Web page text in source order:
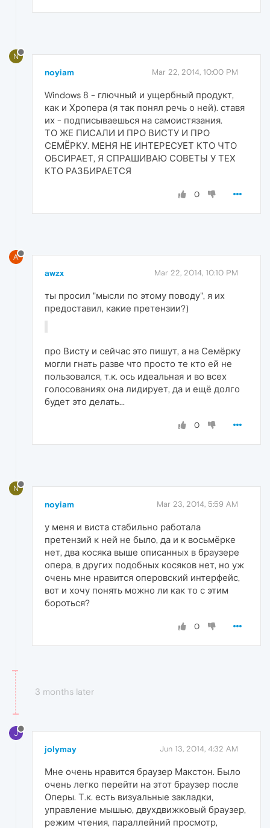
N
noyiam Mar 22, 2014, 10:00 PM
Windows 8 - глючный и ущербный продукт,
как и Хропера (я так понял речь о ней). ставя
их - подписываешься на самоистязания.
ТО ЖЕ ПИСАЛИ И ПРО ВИСТУ И ПРО
СЕМЁРКУ. МЕНЯ НЕ ИНТЕРЕСУЕТ КТО ЧТО
ОБСИРАЕТ, Я СПРАШИВАЮ СОВЕТЫ У ТЕХ
КТО РАЗБИРАЕТСЯ
0
A
awzx Mar 22, 2014, 10:10 PM
ты просил "мысли по этому поводу", я их
предоставил, какие претензии?)
про Висту и сейчас это пишут, а на Семёрку
могли гнать разве что просто те кто ей не
пользовался, т.к. ось идеальная и во всех
голосованиях она лидирует, да и ещё долго
будет это делать...
0
N
noyiam Mar 23, 2014, 5:59 AM
у меня и виста стабильно работала
претензий к ней не было, да и к восьмёрке
нет, два косяка выше описанных в браузере
опера, в других подобных косяков нет, но уж
очень мне нравится оперовский интерфейс,
вот и хочу понять можно ли как то с этим
бороться?
0
3 months later
J
jolymay Jun 13, 2014, 4:32 AM
Мне очень нравится браузер Макстон. Было
очень легко перейти на этот браузер после
Оперы. Т.к. есть визуальные закладки,
управление мышью, двухдвижковый браузер,
режим чтения, параллейний просмотр,